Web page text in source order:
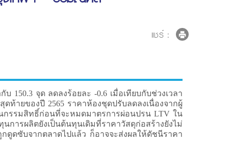
แชร์ :
จุด ลดลงร้อยละ -0.6 เมื่อเทียบกับช่วงเวลา
ท้ายของปี 2565 ราคาห้องชุดปรับลดลงเนื่องจากผู้
นกรรมสิทธิ์ก่อนที่จะหมดมาตรการผ่อนปรน LTV ใน
การผลิตยังเป็นต้นทุนเดิมที่ราคาวัสดุก่อสร้างยังไม่
ดูดซับจากตลาดไปแล้ว ก็อาจจะส่งผลให้ดัชนีราคา